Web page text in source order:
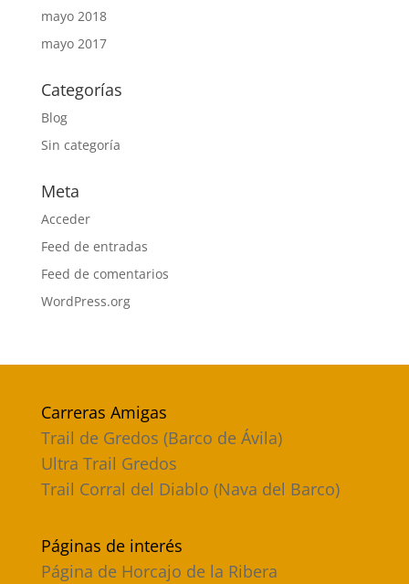
mayo 2018
mayo 2017
Categorías
Blog
Sin categoría
Meta
Acceder
Feed de entradas
Feed de comentarios
WordPress.org
Carreras Amigas
Trail de Gredos (Barco de Ávila)
Ultra Trail Gredos
Trail Corral del Diablo (Nava del Barco)
Páginas de interés
Página de Horcajo de la Ribera